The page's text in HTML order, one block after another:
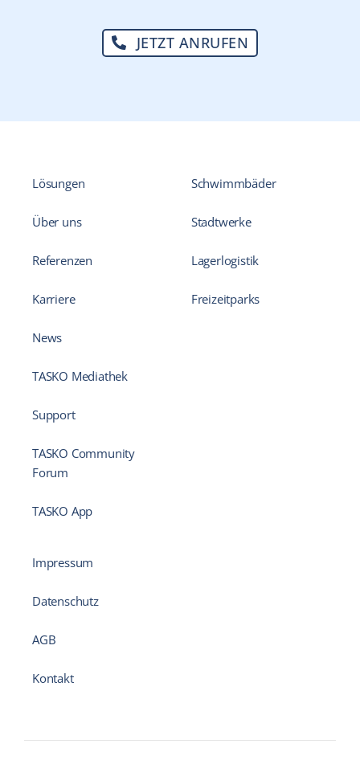
JETZT ANRUFEN
Lösungen
Über uns
Referenzen
Karriere
News
TASKO Mediathek
Support
TASKO Community
Forum
TASKO App
Schwimmbäder
Stadtwerke
Lagerlogistik
Freizeitparks
Impressum
Datenschutz
AGB
Kontakt